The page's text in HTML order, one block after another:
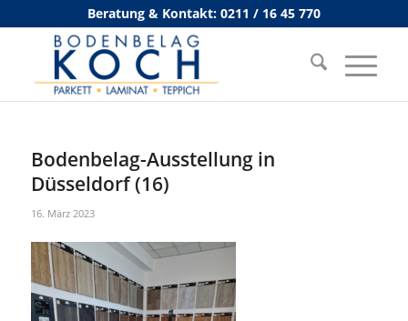
Beratung & Kontakt: 0211 / 16 45 770
Bodenbelag-Ausstellung in
Düsseldorf (16)
16. März 2023